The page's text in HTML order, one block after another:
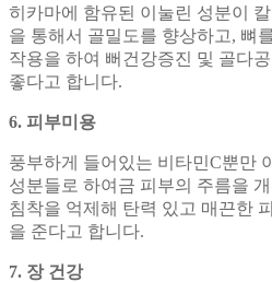
히카마에 함유된 이눌린 성분이
을 통해서 골밀도를 향상하고, 뼈
작용을 하여 뻐건강증진 및 골다
좋다고 합니다.
6. 피부미용
풍부하게 들어있는 비타민C뿐만
성분들로 하여금 피부의 주름을
침착을 억제해 탄력 있고 매끈한
을 준다고 합니다.
7. 장 건강